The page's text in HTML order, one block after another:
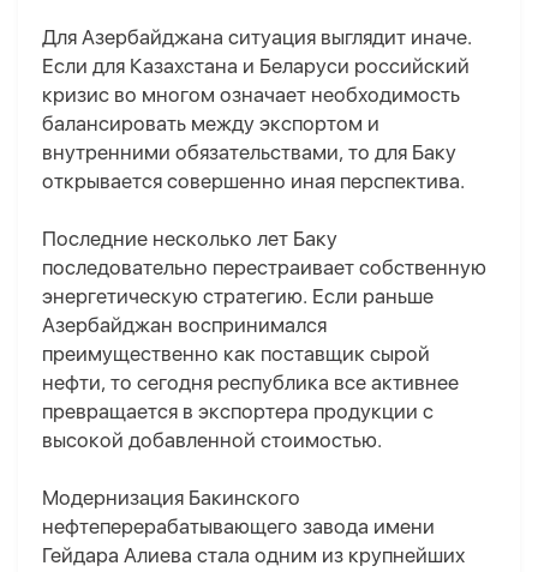
Для Азербайджана ситуация выглядит иначе.
Если для Казахстана и Беларуси российский
кризис во многом означает необходимость
балансировать между экспортом и
внутренними обязательствами, то для Баку
открывается совершенно иная перспектива.
Последние несколько лет Баку
последовательно перестраивает собственную
энергетическую стратегию. Если раньше
Азербайджан воспринимался
преимущественно как поставщик сырой
нефти, то сегодня республика все активнее
превращается в экспортера продукции с
высокой добавленной стоимостью.
Модернизация Бакинского
нефтеперерабатывающего завода имени
Гейдара Алиева стала одним из крупнейших